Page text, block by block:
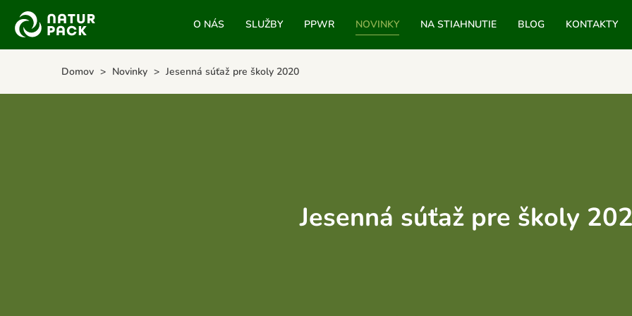
O NÁS SLUŽBY PPWR NOVINKY NA STIAHNUTIE BLOG KONTAKTY
Domov Novinky Jesenná súťaž pre školy 2020
Jesenná súťaž pre školy